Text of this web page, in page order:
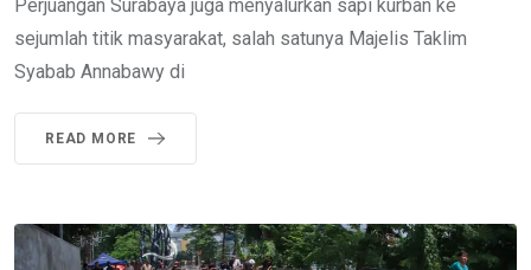
Perjuangan Surabaya juga menyalurkan sapi kurban ke
sejumlah titik masyarakat, salah satunya Majelis Taklim
Syabab Annabawy di
READ MORE